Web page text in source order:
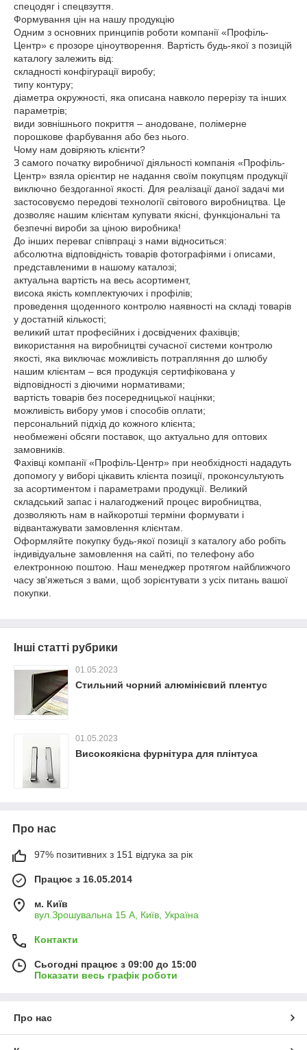
спецодяг і спецвзуття.
Формування цін на нашу продукцію
Одним з основних принципів роботи компанії «Профіль-
Центр» є прозоре ціноутворення. Вартість будь-якої з позицій
каталогу залежить від:
складності конфігурації виробу;
типу контуру;
діаметра окружності, яка описана навколо перерізу та інших
параметрів;
види зовнішнього покриття – анодоване, полімерне
порошкове фарбування або без нього.
Чому нам довіряють клієнти?
З самого початку виробничої діяльності компанія «Профіль-
Центр» взяла орієнтир не надання своїм покупцям продукції
виключно бездоганної якості. Для реалізації даної задачі ми
застосовуємо передові технології світового виробництва. Це
дозволяє нашим клієнтам купувати якісні, функціональні та
безпечні вироби за ціною виробника!
До інших переваг співпраці з нами відноситься:
абсолютна відповідність товарів фотографіями і описами,
представленими в нашому каталозі;
актуальна вартість на весь асортимент,
висока якість комплектуючих і профілів;
проведення щоденного контролю наявності на складі товарів
у достатній кількості;
великий штат професійних і досвідчених фахівців;
використання на виробництві сучасної системи контролю
якості, яка виключає можливість потрапляння до шлюбу
нашим клієнтам – вся продукція сертифікована у
відповідності з діючими нормативами;
вартість товарів без посередницької націнки;
можливість вибору умов і способів оплати;
персональний підхід до кожного клієнта;
необмежені обсяги поставок, що актуально для оптових
замовників.
Фахівці компанії «Профіль-Центр» при необхідності нададуть
допомогу у виборі цікавить клієнта позиції, проконсультують
за асортиментом і параметрами продукції. Великий
складський запас і налагоджений процес виробництва,
дозволяють нам в найкоротші терміни формувати і
відвантажувати замовлення клієнтам.
Оформляйте покупку будь-якої позиції з каталогу або робіть
індивідуальне замовлення на сайті, по телефону або
електронною поштою. Наш менеджер протягом найближчого
часу зв'яжеться з вами, щоб зорієнтувати з усіх питань вашої
покупки.
Інші статті рубрики
01.05.2023
Стильний чорний алюмінієвий плентус
01.05.2023
Високоякісна фурнітура для плінтуса
Про нас
97% позитивних з 151 відгука за рік
Працює з 16.05.2014
м. Київ
вул.Зрошувальна 15 А, Київ, Україна
Контакти
Сьогодні працює з 09:00 до 15:00
Показати весь графік роботи
Про нас